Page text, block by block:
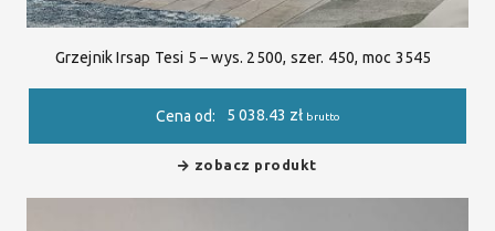
Grzejnik Irsap Tesi 5 – wys. 2500, szer. 450, moc 3545
Cena od: 5 038.43 zł brutto
zobacz produkt